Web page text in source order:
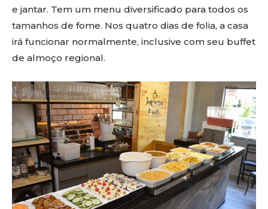
e jantar. Tem um menu diversificado para todos os
tamanhos de fome. Nos quatro dias de folia, a casa
irá funcionar normalmente, inclusive com seu buffet
de almoço regional.